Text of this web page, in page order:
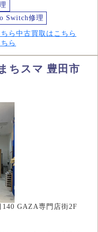
Switch修理
ら 中古買取はこちら
ら
ちスマ 豊田市
GAZA専門店街2F